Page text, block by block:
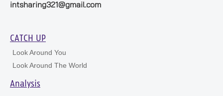
intsharing321@gmail.com
CATCH UP
Look Around You
Look Around The World
Analysis